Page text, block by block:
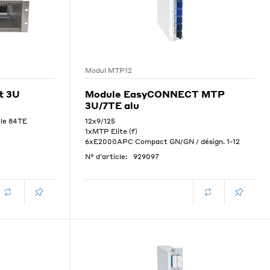
3U
84TE
Modul MTP12
Module EasyCONNECT MTP
3U/7TE alu
12x9/125
1xMTP Elite (f)
6xE2000APC Compact GN/GN / désign. 1-12
N° d'article:
929097